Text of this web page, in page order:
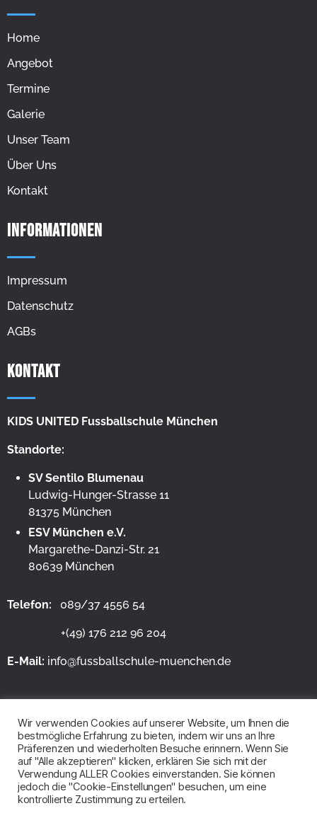
Home
Angebot
Termine
Galerie
Unser Team
Über Uns
Kontakt
Informationen
Impressum
Datenschutz
AGBs
Kontakt
KIDS UNITED Fussballschule München
Standorte:
SV Sentilo Blumenau
Ludwig-Hunger-Strasse 11
81375 München
ESV München e.V.
Margarethe-Danzi-Str. 21
80639 München
Telefon: 089/37 4556 54
+(49) 176 212 96 204
E-Mail: info@fussballschule-muenchen.de
Webdesign byUnite2Link
Wir verwenden Cookies auf unserer Website, um Ihnen die
bestmögliche Erfahrung zu bieten, indem wir uns an Ihre
Präferenzen und wiederholten Besuche erinnern. Wenn Sie
auf "Alle akzeptieren" klicken, erklären Sie sich mit der
Verwendung ALLER Cookies einverstanden. Sie können
jedoch die "Cookie-Einstellungen" besuchen, um eine
kontrollierte Zustimmung zu erteilen.